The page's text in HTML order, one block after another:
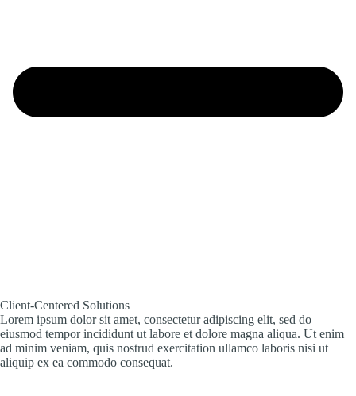
Client-Centered Solutions
Lorem ipsum dolor sit amet, consectetur adipiscing elit, sed do
eiusmod tempor incididunt ut labore et dolore magna aliqua. Ut enim
ad minim veniam, quis nostrud exercitation ullamco laboris nisi ut
aliquip ex ea commodo consequat.